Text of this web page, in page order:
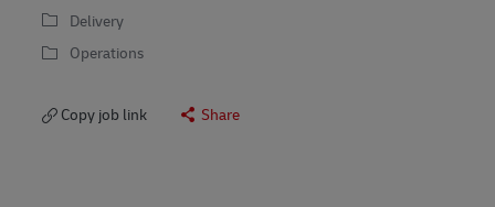
Delivery
Operations
Copy job link Share